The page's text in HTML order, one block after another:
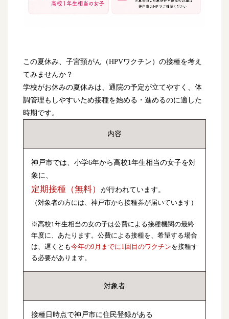
この夏休み、子宮頸がん（HPVワクチン）の接種を考え
てみませんか？
学校がお休みの夏休みは、通院の予定が立てやすく、体
調管理もしやすいため接種を始める・進めるのに適した
時期です。
内容
神戸市では、小学6年から高校1年生相当の女子を対
象に、
定期接種（無料） が行われています。
（対象者の方には、神戸市から接種券が届いています）
※高校1年生相当の女の子は公費による接種機関の最終
年度に、あたります。公費による接種を、希望する場合
は、遅くとも今年の9月までに1回目のワクチンを接種す
る必要があります。
対象者
接種日時点で神戸市に住民登録がある